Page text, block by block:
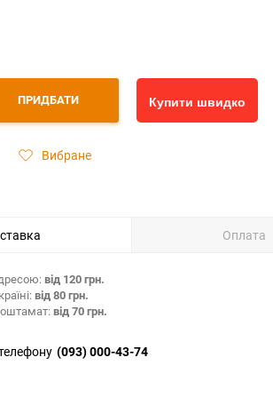
ПРИДБАТИ Купити швидко
Вибране
Оплата
від 120 грн.
від 80 грн.
від 70 грн.
(093) 000-43-74